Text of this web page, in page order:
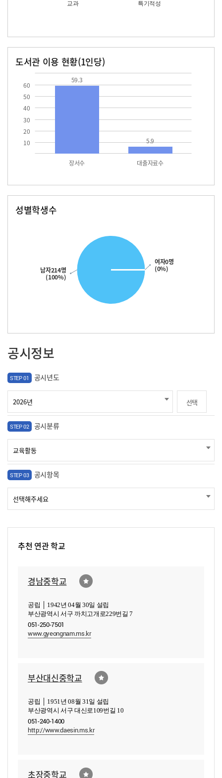
도서관 이용 현황(1인당)
10
20
30
40
50
60
장서수 대출자료수
59.3
5.9
성별학생수
남자214명
(100%)
여자0명
(0%)
공시정보
STEP 01 공시년도
선택
STEP 02 공시분류
STEP 03 공시항목
추천 연관 학교
경남중학교
공립 │ 1942년 04월 30일 설립
부산광역시 서구 까치고개로229번길 7
051-250-7501
www.gyeongnam.ms.kr
부산대신중학교
공립 │ 1951년 08월 31일 설립
부산광역시 서구 대신로109번길 10
051-240-1400
http://www.daesin.ms.kr
초장중학교